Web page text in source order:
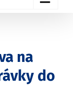
na
do